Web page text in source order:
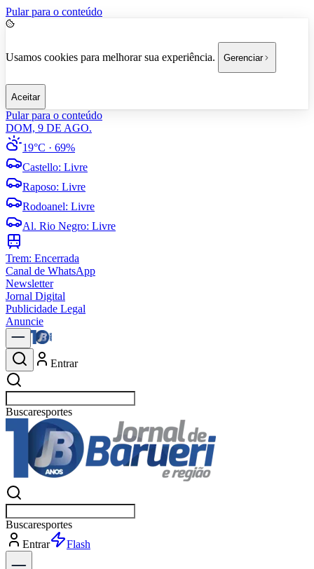
Pular para o conteúdo
Usamos cookies para melhorar sua experiência. Gerenciar
Aceitar
Pular para o conteúdo
DOM, 9 DE AGO.
19°C · 69%
Castello: Livre
Raposo: Livre
Rodoanel: Livre
Al. Rio Negro: Livre
Trem: Encerrada
Canal de WhatsApp
Newsletter
Jornal Digital
Publicidade Legal
Anuncie
Entrar
Buscarpolítica
Buscarpolítica
Entrar
Explorar